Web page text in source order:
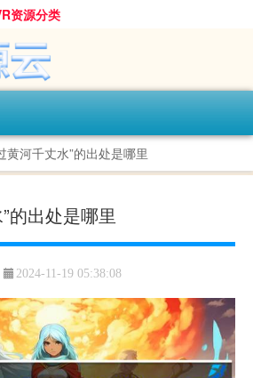
资源分类
黄河千丈水”的出处是哪里
的出处是哪里
2024-11-19 05:38:08